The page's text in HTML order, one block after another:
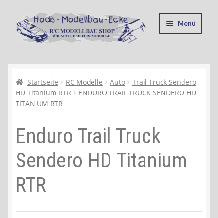
Zur
Navigation
springen
Zum
Inhalt
springen
Menü
Kasse
Mein Konto
Recycling, Entsorgung und Umwelt
Shop
Warenkorb
Ablauf einer Bestellung
Startseite RC Modelle Auto
Trail Truck Sendero
HD Titanium RTR
ENDURO TRAIL TRUCK SENDERO HD
TITANIUM RTR
Enduro Trail Truck
Sendero HD Titanium
RTR